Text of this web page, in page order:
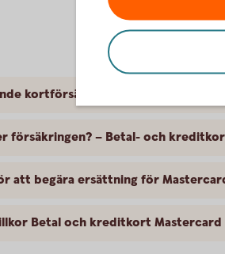
kortförsäkring – Betal- och
försäkringen? – Betal- och
att begära ersättning för
Betal och kreditkort Mastercard